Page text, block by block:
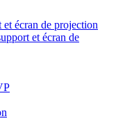
écran de projection
et écran de